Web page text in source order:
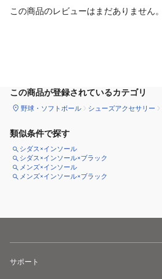
この商品のレビューはまだありません。
この商品が登録されているカテゴリ
野球・ソフトボール シューズアクセサリー
類似条件で探す
シダス×インソール
シダス×インソール×ブラック
メンズ×インソール
メンズ×インソール×ブラック
サポート